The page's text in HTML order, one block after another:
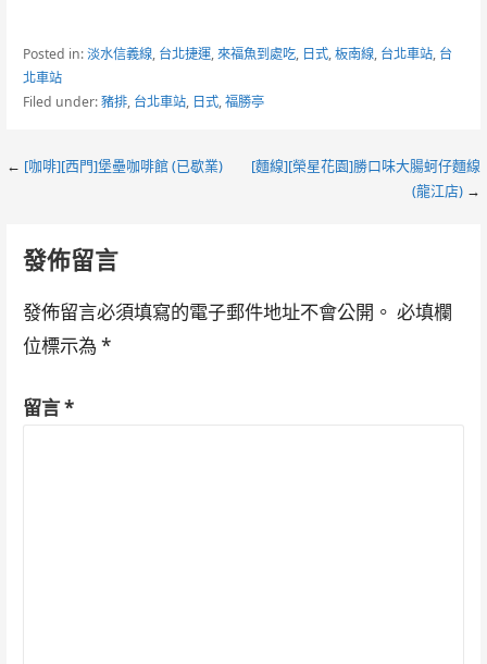
Posted in:淡水信義線, 台北捷運,來福魚到處吃, 日式,板南線, 台北車站, 台
北車站
Filed under:豬排, 台北車站, 日式,福勝亭
Post
← [咖啡][西門]堡壘咖啡館 (已歇業)
[麵線][榮星花園]勝口味大腸蚵仔麵線
(龍江店)→
發佈留言
發佈留言必須填寫的電子郵件地址不會公開。 必填欄
位標示為 *
留言*